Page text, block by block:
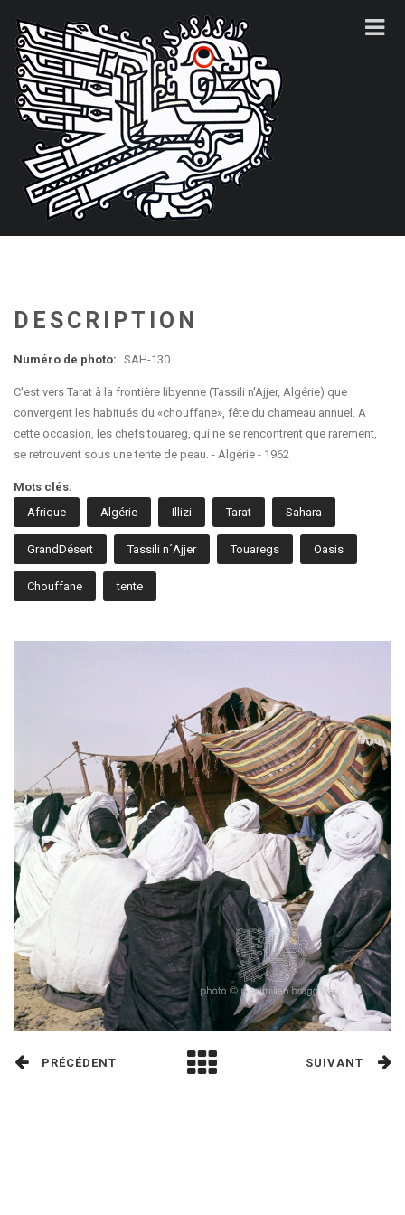
DESCRIPTION
Numéro de photo: SAH-130
C'est vers Tarat à la frontière libyenne (Tassili n'Ajjer, Algérie) que
convergent les habitués du «chouffane», fête du chameau annuel. A
cette occasion, les chefs touareg, qui ne se rencontrent que rarement,
se retrouvent sous une tente de peau. - Algérie - 1962
Mots clés:
Afrique
Algérie Illizi Tarat Sahara
GrandDésert Tassili n´Ajjer Touaregs Oasis
Chouffane tente
PRÉCÉDENT SUIVANT